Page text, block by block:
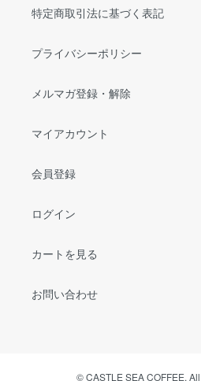
特定商取引法に基づく表記
プライバシーポリシー
メルマガ登録・解除
マイアカウント
会員登録
ログイン
カートを見る
お問い合わせ
© CASTLE SEA COFFEE.